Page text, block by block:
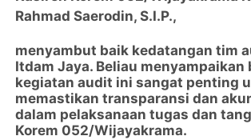
Rahmad Saerodin, S.I.P.,
menyambut baik kedatangan tim
Itdam Jaya. Beliau menyampaikan
kegiatan audit ini sangat penting
memastikan transparansi dan
dalam pelaksanaan tugas dan
Korem 052/Wijayakrama.